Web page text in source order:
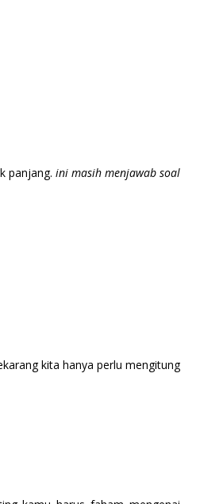
panjang.ini masih menjawab soal
kita hanya perlu mengitung